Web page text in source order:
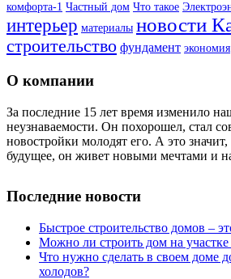
комфорта-1 Частный дом Что такое
интерьер материалы новости
строительство фундамент экономия
О компании
За последние 15 лет время изменило
неузнаваемости. Он похорошел, стал
новостройки молодят его. А это значит,
будущее, он живет новыми мечтами и
Последние новости
Быстрое строительство домов –
Можно ли строить дом на
Что нужно сделать в своем доме
холодов?